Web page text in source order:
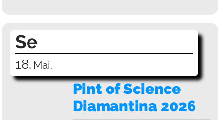
Se
18. Mai.
Pint of Science
Diamantina 2026